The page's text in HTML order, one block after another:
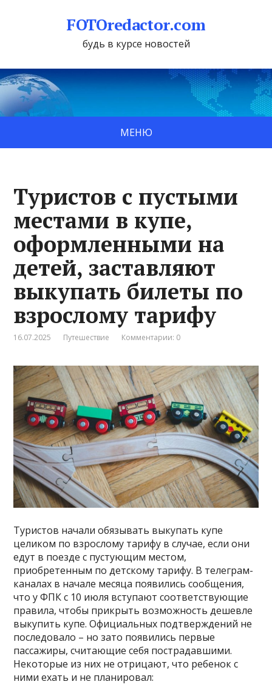
FOTOredactor.com
будь в курсе новостей
МЕНЮ
Туристов с пустыми
местами в купе,
оформленными на
детей, заставляют
выкупать билеты по
взрослому тарифу
16.07.2025 Путешествие Комментарии: 0
Туристов начали обязывать выкупать купе
целиком по взрослому тарифу в случае, если они
едут в поезде с пустующим местом,
приобретенным по детскому тарифу. В телеграм-
каналах в начале месяца появились сообщения,
что у ФПК с 10 июля вступают соответствующие
правила, чтобы прикрыть возможность дешевле
выкупить купе. Официальных подтверждений не
последовало – но зато появились первые
пассажиры, считающие себя пострадавшими.
Некоторые из них не отрицают, что ребенок с
ними ехать и не планировал: